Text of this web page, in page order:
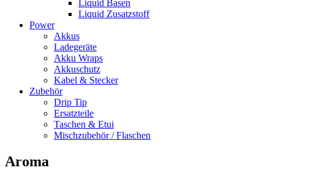
Liquid Basen
Liquid Zusatzstoff
Power
Akkus
Ladegeräte
Akku Wraps
Akkuschutz
Kabel & Stecker
Zubehör
Drip Tip
Ersatzteile
Taschen & Etui
Mischzubehör / Flaschen
Aroma